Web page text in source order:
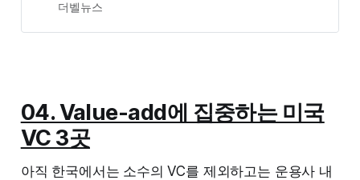
더벨뉴스
04. Value-add에 집중하는 미국
VC 3곳
아직 한국에서는 소수의 VC를 제외하고는 운용사 내